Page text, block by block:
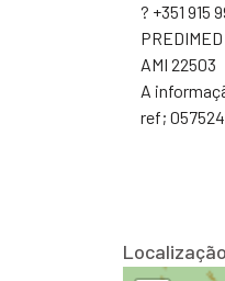
? +351 915
PREDIMED
AMI 22503
A
ref; 057524